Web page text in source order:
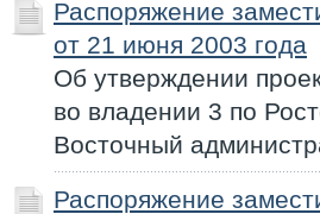
Распоряжение
от 21 июня 2003 года
Об утверждении
во владении 3 по
Восточный
Распоряжение